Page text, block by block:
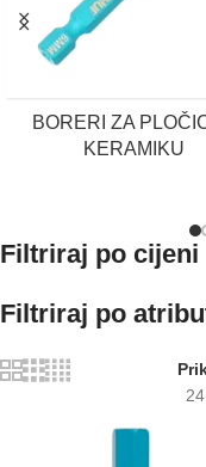
BORERI ZA
KERAMIKU
Filtriraj po cijeni
Filtriraj po
24